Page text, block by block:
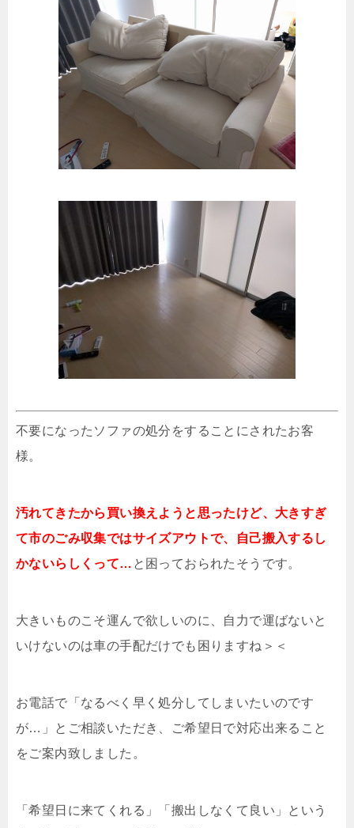
不要になったソファの処分をすることにされたお客
様。
汚れてきたから買い換えようと思ったけど、大きすぎ
て市のごみ収集ではサイズアウトで、自己搬入するし
かないらしくって… と困っておられたそうです。
大きいものこそ運んで欲しいのに、自力で運ばないと
いけないのは車の手配だけでも困りますね＞＜
お電話で「なるべく早く処分してしまいたいのです
が…」とご相談いただき、ご希望日で対応出来ること
をご案内致しました。
「希望日に来てくれる」「搬出しなくて良い」という